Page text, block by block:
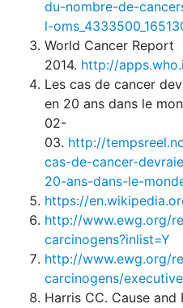
du-nombre-de-
l-
World Cancer Report
2014. http://
Les cas de cancer
en 20 ans dans le
02-
03. http://
cas-de-cancer-
20-ans-dans-le-
https://
http://www.ewg.org/
carcinogens?inlist=Y
http://www.ewg.org/
carcinogens/
Harris CC. Cause